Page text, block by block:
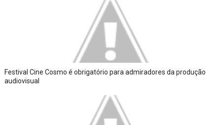
Festival Cine Cosmo é obrigatório para admiradores da produção
audiovisual